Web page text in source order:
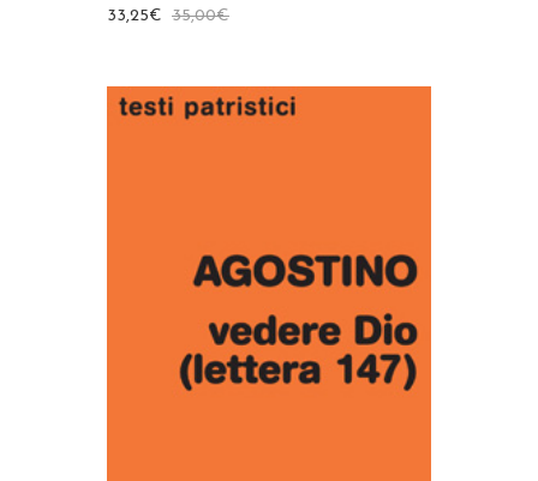
35,00€
33,25€
AGGIUNGI AL CARRELLO